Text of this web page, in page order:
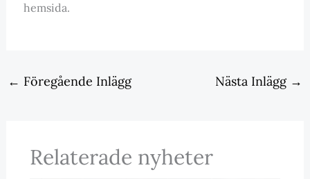
hemsida.
← Föregående Inlägg Nästa Inlägg →
Relaterade nyheter